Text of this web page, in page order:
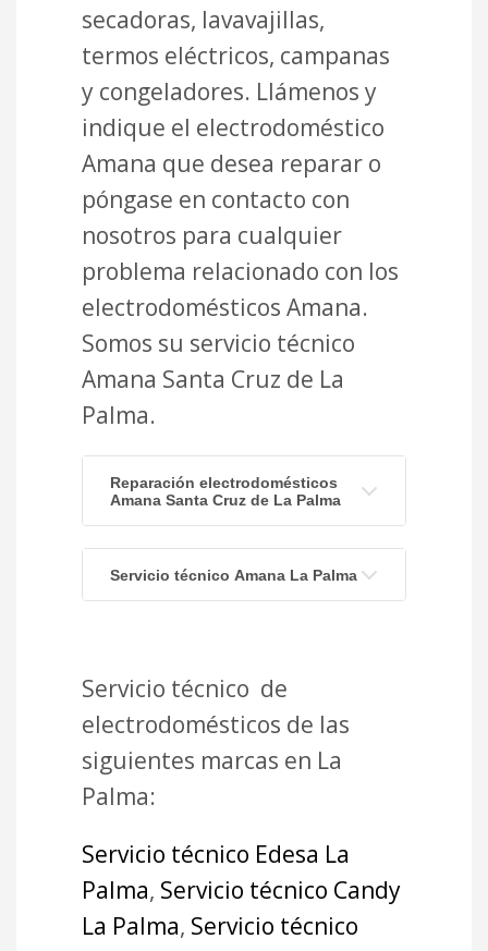
secadoras, lavavajillas,
termos eléctricos, campanas
y congeladores. Llámenos y
indique el electrodoméstico
Amana que desea reparar o
póngase en contacto con
nosotros para cualquier
problema relacionado con los
electrodomésticos Amana.
Somos su servicio técnico
Amana Santa Cruz de La
Palma.
Reparación electrodomésticos
Amana Santa Cruz de La Palma
Servicio técnico Amana La Palma
Servicio técnico de
electrodomésticos de las
siguientes marcas en La
Palma:
Servicio técnico Edesa La
Palma, Servicio técnico Candy
La Palma, Servicio técnico